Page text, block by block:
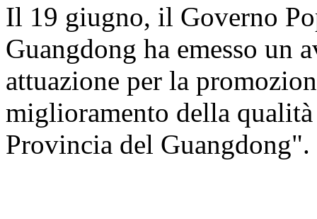
Il 19 giugno, il Governo
Guangdong ha emesso un
attuazione per la
miglioramento della
Provincia del Guangdong".